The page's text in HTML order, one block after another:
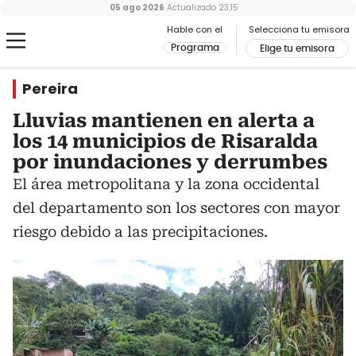
Hable con el
Programa
Selecciona tu emisora
Elige tu emisora
05 ago 2026 Actualizado 23:15
Pereira
Lluvias mantienen en alerta a
los 14 municipios de Risaralda
por inundaciones y derrumbes
El área metropolitana y la zona occidental
del departamento son los sectores con mayor
riesgo debido a las precipitaciones.